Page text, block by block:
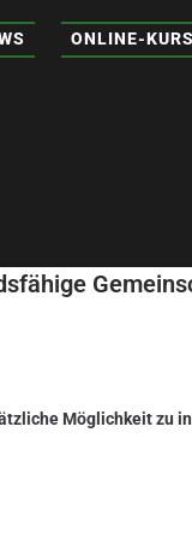
ONLINE-KURS
Möglichkeit zu